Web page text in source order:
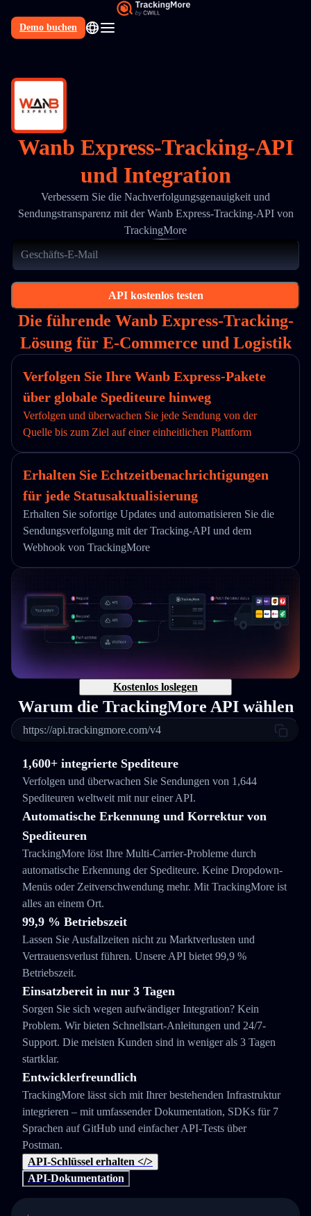
Demo buchen
Wanb Express-Tracking-API
und Integration
Verbessern Sie die Nachverfolgungsgenauigkeit und
Sendungstransparenz mit der Wanb Express-Tracking-API von
TrackingMore
API kostenlos testen
Die führende Wanb Express-Tracking-
Lösung für E-Commerce und Logistik
Verfolgen Sie Ihre Wanb Express-Pakete
über globale Spediteure hinweg
Verfolgen und überwachen Sie jede Sendung von der
Quelle bis zum Ziel auf einer einheitlichen Plattform
Erhalten Sie Echtzeitbenachrichtigungen
für jede Statusaktualisierung
Erhalten Sie sofortige Updates und automatisieren Sie die
Sendungsverfolgung mit der Tracking-API und dem
Webhook von TrackingMore
Kostenlos loslegen
Warum die TrackingMore API wählen
https://api.trackingmore.com/v4
1,600+ integrierte Spediteure
Verfolgen und überwachen Sie Sendungen von 1,644
Spediteuren weltweit mit nur einer API.
Automatische Erkennung und Korrektur von
Spediteuren
TrackingMore löst Ihre Multi-Carrier-Probleme durch
automatische Erkennung der Spediteure. Keine Dropdown-
Menüs oder Zeitverschwendung mehr. Mit TrackingMore ist
alles an einem Ort.
99,9 % Betriebszeit
Lassen Sie Ausfallzeiten nicht zu Marktverlusten und
Vertrauensverlust führen. Unsere API bietet 99,9 %
Betriebszeit.
Einsatzbereit in nur 3 Tagen
Sorgen Sie sich wegen aufwändiger Integration? Kein
Problem. Wir bieten Schnellstart-Anleitungen und 24/7-
Support. Die meisten Kunden sind in weniger als 3 Tagen
startklar.
Entwicklerfreundlich
TrackingMore lässt sich mit Ihrer bestehenden Infrastruktur
integrieren – mit umfassender Dokumentation, SDKs für 7
Sprachen auf GitHub und einfacher API-Tests über
Postman.
API-Schlüssel erhalten </>
API-Dokumentation